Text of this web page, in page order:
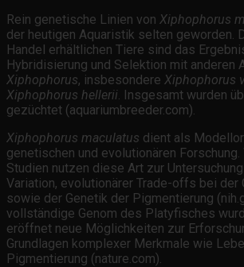
Rein genetische Linien von Xiphophorus
der heutigen Aquaristik selten geworden.
Handel erhältlichen Tiere sind das
Hybridisierung und Selektion mit anderen
Xiphophorus, insbesondere Xiphophorus
Xiphophorus hellerii. Insgesamt wurden
gezüchtet (aquariumbreeder.com).
Xiphophorus maculatus dient als
genetischen und evolutionären
Studien nutzen diese Art zur
Variation, evolutionärer Trade-offs bei der
sowie der Genetik der Pigmentierung
vollständige Genom des Platyfisches
eröffnet neue Möglichkeiten zur
Grundlagen komplexer Merkmale wie
Pigmentierung (nature.com).